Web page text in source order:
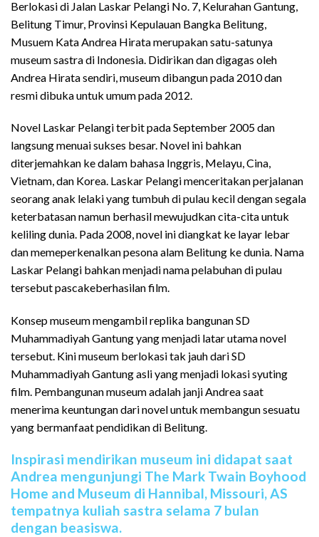
Berlokasi di Jalan Laskar Pelangi No. 7, Kelurahan Gantung,
Belitung Timur, Provinsi Kepulauan Bangka Belitung,
Musuem Kata Andrea Hirata merupakan satu-satunya
museum sastra di Indonesia. Didirikan dan digagas oleh
Andrea Hirata sendiri, museum dibangun pada 2010 dan
resmi dibuka untuk umum pada 2012.
Novel Laskar Pelangi terbit pada September 2005 dan
langsung menuai sukses besar. Novel ini bahkan
diterjemahkan ke dalam bahasa Inggris, Melayu, Cina,
Vietnam, dan Korea. Laskar Pelangi menceritakan perjalanan
seorang anak lelaki yang tumbuh di pulau kecil dengan segala
keterbatasan namun berhasil mewujudkan cita-cita untuk
keliling dunia. Pada 2008, novel ini diangkat ke layar lebar
dan memeperkenalkan pesona alam Belitung ke dunia. Nama
Laskar Pelangi bahkan menjadi nama pelabuhan di pulau
tersebut pascakeberhasilan film.
Konsep museum mengambil replika bangunan SD
Muhammadiyah Gantung yang menjadi latar utama novel
tersebut. Kini museum berlokasi tak jauh dari SD
Muhammadiyah Gantung asli yang menjadi lokasi syuting
film. Pembangunan museum adalah janji Andrea saat
menerima keuntungan dari novel untuk membangun sesuatu
yang bermanfaat pendidikan di Belitung.
Inspirasi mendirikan museum ini didapat saat
Andrea mengunjungi The Mark Twain Boyhood
Home and Museum di Hannibal, Missouri, AS
tempatnya kuliah sastra selama 7 bulan
dengan beasiswa.